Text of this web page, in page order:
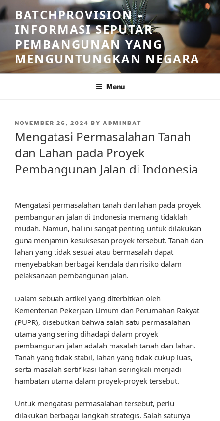
Skip
to
content
BATCHPROVISION –
INFORMASI SEPUTAR
PEMBANGUNAN YANG
MENGUNTUNGKAN NEGARA
Menu
POSTED
NOVEMBER 26, 2024 BY ADMINBAT
Mengatasi Permasalahan Tanah
dan Lahan pada Proyek
Pembangunan Jalan di Indonesia
Mengatasi permasalahan tanah dan lahan pada proyek
pembangunan jalan di Indonesia memang tidaklah
mudah. Namun, hal ini sangat penting untuk dilakukan
guna menjamin kesuksesan proyek tersebut. Tanah dan
lahan yang tidak sesuai atau bermasalah dapat
menyebabkan berbagai kendala dan risiko dalam
pelaksanaan pembangunan jalan.
Dalam sebuah artikel yang diterbitkan oleh
Kementerian Pekerjaan Umum dan Perumahan Rakyat
(PUPR), disebutkan bahwa salah satu permasalahan
utama yang sering dihadapi dalam proyek
pembangunan jalan adalah masalah tanah dan lahan.
Tanah yang tidak stabil, lahan yang tidak cukup luas,
serta masalah sertifikasi lahan seringkali menjadi
hambatan utama dalam proyek-proyek tersebut.
Untuk mengatasi permasalahan tersebut, perlu
dilakukan berbagai langkah strategis. Salah satunya